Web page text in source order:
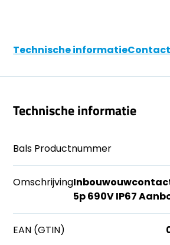
Technische informatie
Technische informatie
Bals Productnummer
Omschrijving
5p 690V IP67
EAN (GTIN)